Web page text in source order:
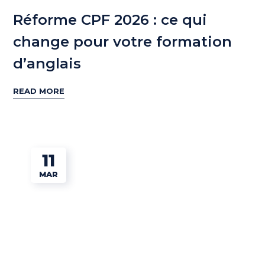
Réforme CPF 2026 : ce qui
change pour votre formation
d’anglais
READ MORE
11
MAR